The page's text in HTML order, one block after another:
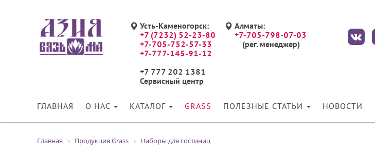
Усть-Каменогорск:
+7 (7232) 52-23-80
+7-705-752-57-33
+7-777-145-91-12
+7 777 202 1381
Сервисный центр
Алматы:
+7-705-798-07-03
(рег. менеджер)
ГЛАВНАЯ О НАС КАТАЛОГ GRASS ПОЛЕЗНЫЕ СТАТЬИ НОВОСТИ
Главная Продукция Grass Наборы для гостиниц